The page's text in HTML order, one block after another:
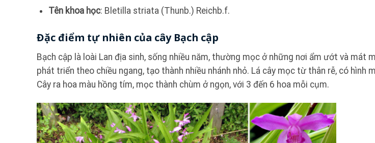
Tên khoa học: Bletilla striata (Thunb.) Reichb.f.
Đặc điểm tự nhiên của cây Bạch cập
Bạch cập là loài Lan địa sinh, sống nhiều năm, thường mọc ở những nơi ẩm ướt và mát
phát triển theo chiều ngang, tạo thành nhiều nhánh nhỏ. Lá cây mọc từ thân rễ, có hình
Cây ra hoa màu hồng tím, mọc thành chùm ở ngọn, với 3 đến 6 hoa mỗi cụm.